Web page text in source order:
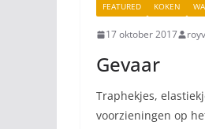
FEATURED KOKEN
17 oktober 2017
Gevaar
Traphekjes,
voorzieningen op